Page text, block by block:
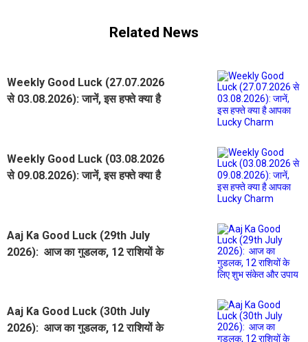
Related News
Weekly Good Luck (27.07.2026
से 03.08.2026): जानें, इस हफ्ते क्या है
Weekly Good Luck (03.08.2026
से 09.08.2026): जानें, इस हफ्ते क्या है
Aaj Ka Good Luck (29th July
2026): आज का गुडलक, 12 राशियों के
Aaj Ka Good Luck (30th July
2026): आज का गुडलक, 12 राशियों के